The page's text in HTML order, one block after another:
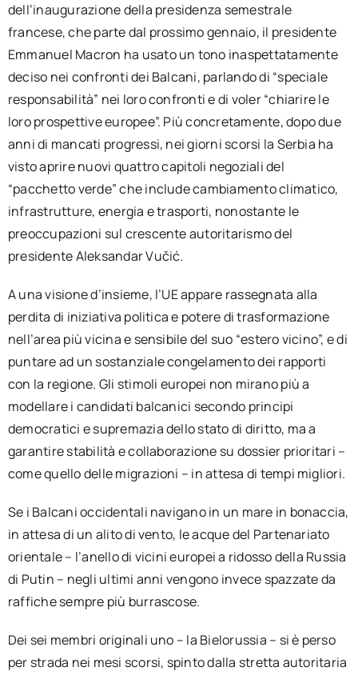
dell’inaugurazione della presidenza semestrale
francese, che parte dal prossimo gennaio, il presidente
Emmanuel Macron ha usato un tono inaspettatamente
deciso nei confronti dei Balcani, parlando di “speciale
responsabilità” nei loro confronti e di voler “chiarire le
loro prospettive europee”. Più concretamente, dopo due
anni di mancati progressi, nei giorni scorsi la Serbia ha
visto aprire nuovi quattro capitoli negoziali del
“pacchetto verde” che include cambiamento climatico,
infrastrutture, energia e trasporti, nonostante le
preoccupazioni sul crescente autoritarismo del
presidente Aleksandar Vučić.
A una visione d’insieme, l’UE appare rassegnata alla
perdita di iniziativa politica e potere di trasformazione
nell’area più vicina e sensibile del suo “estero vicino”, e di
puntare ad un sostanziale congelamento dei rapporti
con la regione. Gli stimoli europei non mirano più a
modellare i candidati balcanici secondo principi
democratici e supremazia dello stato di diritto, ma a
garantire stabilità e collaborazione su dossier prioritari –
come quello delle migrazioni – in attesa di tempi migliori.
Se i Balcani occidentali navigano in un mare in bonaccia,
in attesa di un alito di vento, le acque del Partenariato
orientale – l’anello di vicini europei a ridosso della Russia
di Putin – negli ultimi anni vengono invece spazzate da
raffiche sempre più burrascose.
Dei sei membri originali uno – la Bielorussia – si è perso
per strada nei mesi scorsi, spinto dalla stretta autoritaria